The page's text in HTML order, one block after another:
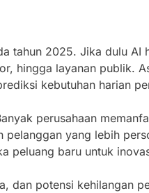
tahun 2025. Jika dulu AI
hingga layanan publik.
kebutuhan harian
perusahaan
yang lebih
peluang baru untuk
dan potensi kehilangan